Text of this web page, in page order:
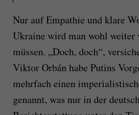
Nur auf Empathie und klare
Ukraine wird man wohl weiter
müssen. „Doch, doch“,
Viktor Orbán habe Putins
mehrfach einen
genannt, was nur in der